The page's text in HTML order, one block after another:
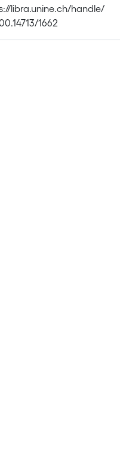
libra.unine.ch/handle/
1662